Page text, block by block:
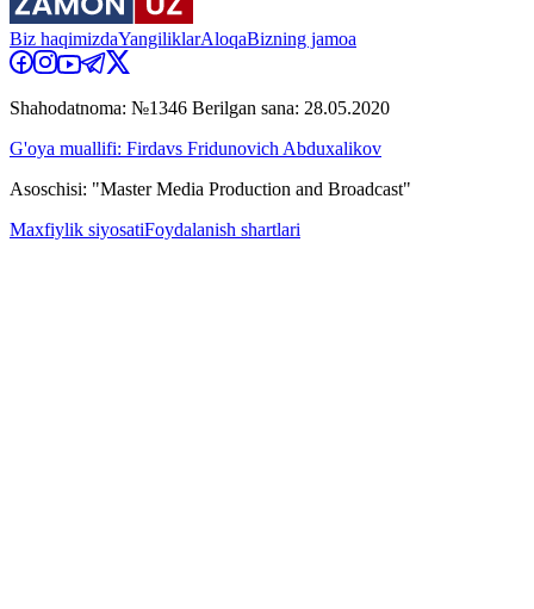
Biz haqimizdaYangiliklarAloqaBizning jamoa
Shahodatnoma: №1346 Berilgan sana: 28.05.2020
G'oya muallifi: Firdavs Fridunovich Abduxalikov
Asoschisi: "Master Media Production and Broadcast"
Maxfiylik siyosatiFoydalanish shartlari